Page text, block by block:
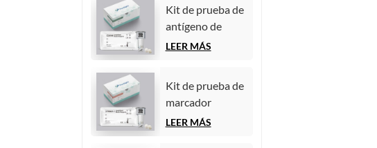
de
quimioluminiscencia
homogénea)
Kit de prueba de
antígeno de
carbohidratos
de
quimioluminiscencia
homogénea)
LEER MÁS
Kit de prueba de
marcador
tumoral
LEER MÁS